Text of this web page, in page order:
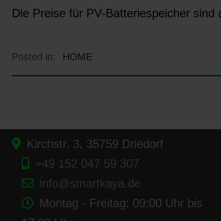
Die Preise für PV-Batteriespeicher
Posted in: HOME
Kirchstr. 3, 35759 Driedorf
+49 152 047 59 307
info@smartkaya.de
Montag - Freitag: 09:00 Uhr bis